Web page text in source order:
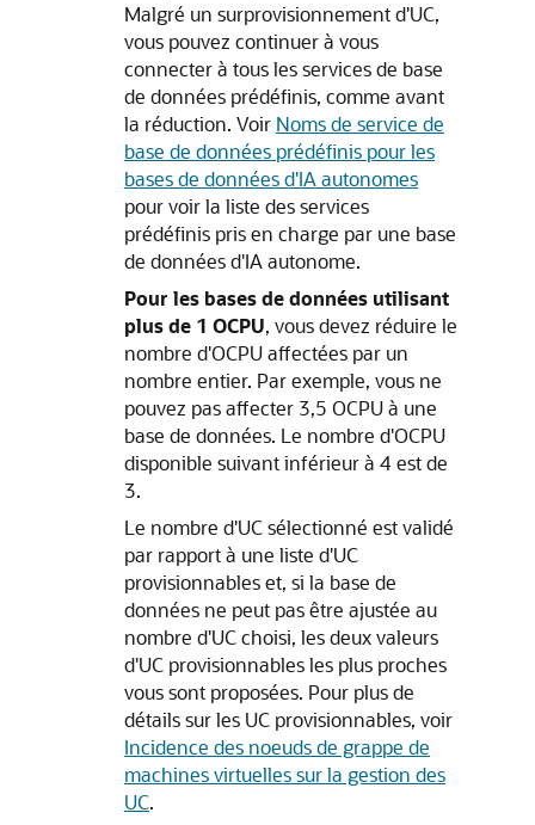
Malgré un surprovisionnement d'UC,
vous pouvez continuer à vous
connecter à tous les services de base
de données prédéfinis, comme avant
la réduction. Voir Noms de service de
base de données prédéfinis pour les
bases de données d'IA autonomes
pour voir la liste des services
prédéfinis pris en charge par une base
de données d'IA autonome.
Pour les bases de données utilisant
plus de 1 OCPU, vous devez réduire le
nombre d'OCPU affectées par un
nombre entier. Par exemple, vous ne
pouvez pas affecter 3,5 OCPU à une
base de données. Le nombre d'OCPU
disponible suivant inférieur à 4 est de
3.
Le nombre d'UC sélectionné est validé
par rapport à une liste d'UC
provisionnables et, si la base de
données ne peut pas être ajustée au
nombre d'UC choisi, les deux valeurs
d'UC provisionnables les plus proches
vous sont proposées. Pour plus de
détails sur les UC provisionnables, voir
Incidence des noeuds de grappe de
machines virtuelles sur la gestion des
UC.